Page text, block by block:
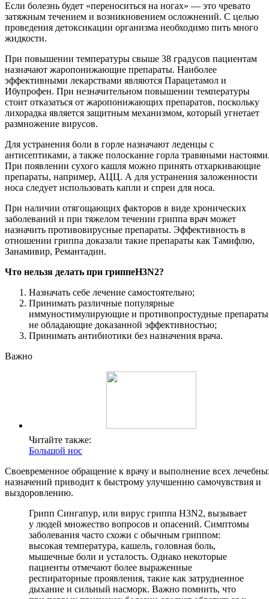
Если болезнь будет «переноситься на ногах» — это чревато
затяжным течением и возникновением осложнений. С целью
проведения детоксикации организма необходимо пить много
жидкости.
При повышении температуры свыше 38 градусов пациентам
назначают жаропонижающие препараты. Наиболее
эффективными лекарствами являются Парацетамол и
Ибупрофен. При незначительном повышении температуры
стоит отказаться от жаропонижающих препаратов, поскольку
лихорадка является защитным механизмом, который угнетает
размножение вирусов.
Для устранения боли в горле назначают леденцы с
антисептиками, а также полоскание горла травяными
При появлении сухого кашля можно принять отхаркивающие
препараты, например, АЦЦ. А для устранения заложенности
носа следует использовать капли и спреи для носа.
При наличии отягощающих факторов в виде хронических
заболеваний и при тяжелом течении гриппа врач может
назначить противовирусные препараты. Эффективность в
отношении гриппа доказали такие препараты как Тамифлю,
Занамивир, Ремантадин.
Что нельзя делать при гриппеH3N2?
Назначать себе лечение самостоятельно;
Принимать различные популярные
иммуностимулирующие и противопростудные
не обладающие доказанной эффективностью;
Принимать антибиотики без назначения врача.
Важно
Читайте также:
Большой нос
Своевременное обращение к врачу и выполнение всех
назначений приводит к быстрому улучшению самочувствия и
выздоровлению.
Грипп Сингапур, или вирус гриппа H3N2, вызывает
у людей множество вопросов и опасений. Симптомы
заболевания часто схожи с обычным гриппом:
высокая температура, кашель, головная боль,
мышечные боли и усталость. Однако некоторые
пациенты отмечают более выраженные
респираторные проявления, такие как затрудненное
дыхание и сильный насморк. Важно помнить, что